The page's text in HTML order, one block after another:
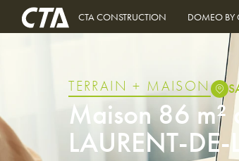
CTA CONSTRUCTION DOMEO BY
TERRAIN + MAISON
Maison 86 m²
LAURENT-